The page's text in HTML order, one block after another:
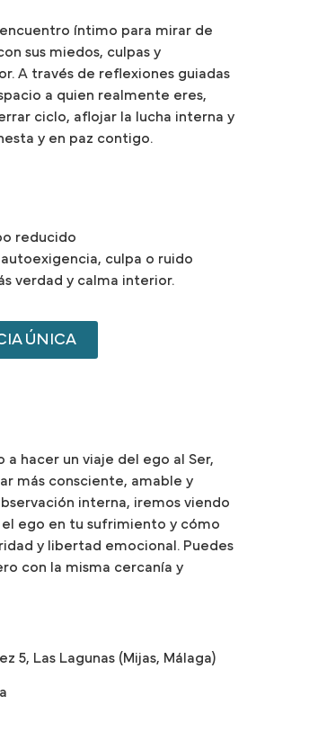
íntimo para mirar de
sus miedos, culpas y
A través de reflexiones guiadas
a quien realmente eres,
ciclo, aflojar la lucha interna y
y en paz contigo.
reducido
culpa o ruido
verdad y calma interior.
ÚNICA
a hacer un viaje del ego al Ser,
más consciente, amable y
interna, iremos viendo
ego en tu sufrimiento y cómo
y libertad emocional. Puedes
con la misma cercanía y
5, Las Lagunas (Mijas, Málaga)